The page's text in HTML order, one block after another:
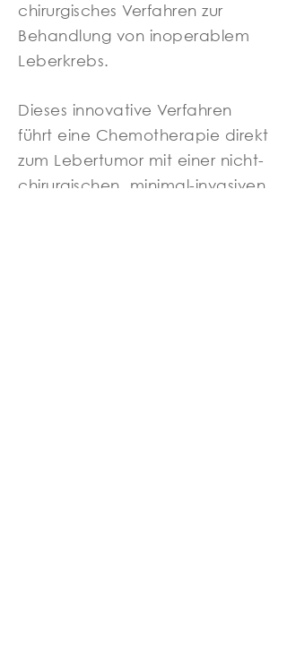
chirurgisches Verfahren zur
Behandlung von inoperablem
Leberkrebs.
Dieses innovative Verfahren
führt eine Chemotherapie direkt
zum Lebertumor mit einer nicht-
chirurgischen, minimal-invasiven